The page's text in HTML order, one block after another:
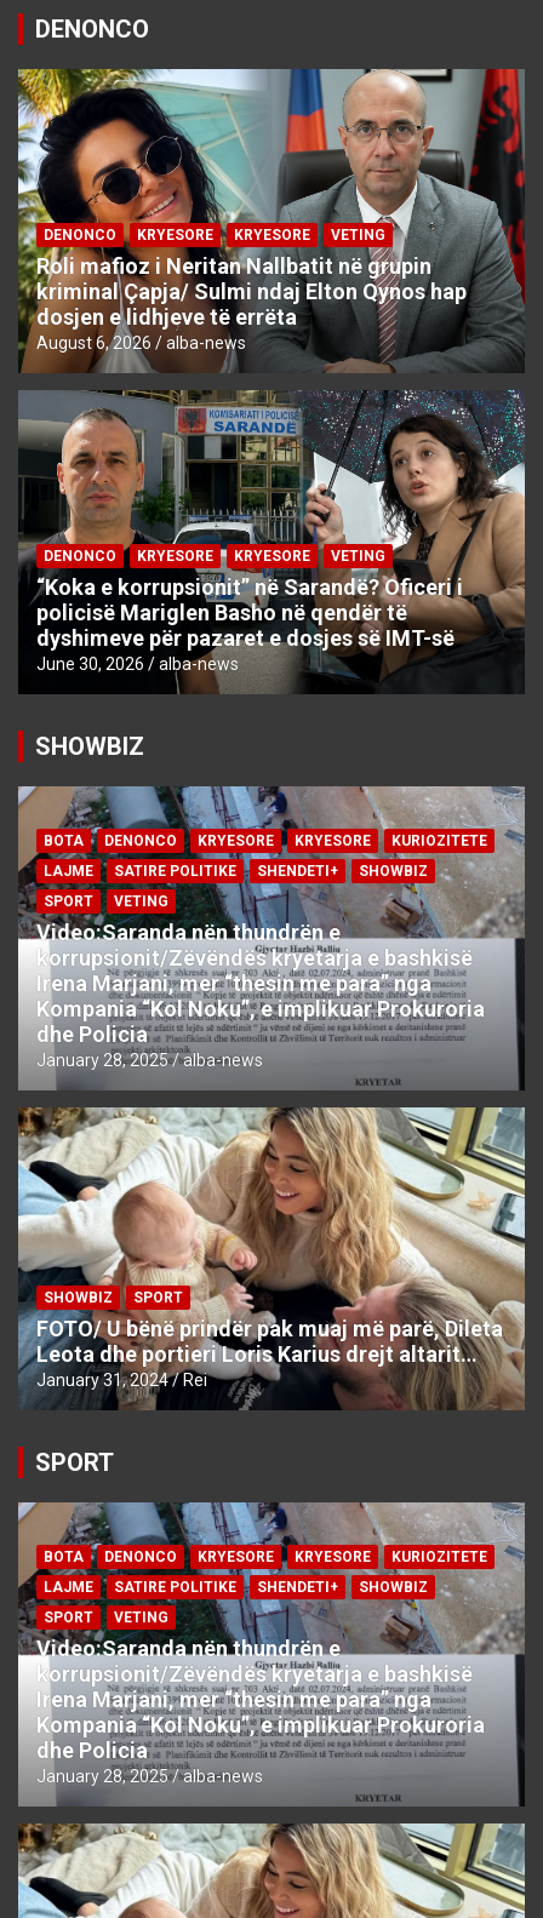
DENONCO
DENONCO KRYESORE KRYESORE VETING
Roli mafioz i Neritan Nallbatit në grupin
kriminal Çapja/ Sulmi ndaj Elton Qynos hap
dosjen e lidhjeve të errëta
August 6, 2026 alba-news
DENONCO KRYESORE KRYESORE VETING
“Koka e korrupsionit” në Sarandë? Oficeri i
policisë Mariglen Basho në qendër të
dyshimeve për pazaret e dosjes së IMT-së
June 30, 2026 alba-news
SHOWBIZ
BOTA DENONCO KRYESORE KRYESORE
KURIOZITETE
LAJME
SATIRE POLITIKE SHENDETI+
SHOWBIZ
SPORT
VETING
Video:Saranda nën thundrën e
korrupsionit/Zëvëndës kryetarja e bashkisë
Irena Marjani, mer “thesin me para” nga
Kompania “Kol Noku”, e implikuar Prokuroria
dhe Policia
January 28, 2025 alba-news
SHOWBIZ SPORT
FOTO/ U bënë prindër pak muaj më parë, Dileta
Leota dhe portieri Loris Karius drejt altarit…
January 31, 2024 Rei
SPORT
BOTA DENONCO KRYESORE KRYESORE
KURIOZITETE
LAJME
SATIRE POLITIKE SHENDETI+
SHOWBIZ
SPORT
VETING
Video:Saranda nën thundrën e
korrupsionit/Zëvëndës kryetarja e bashkisë
Irena Marjani, mer “thesin me para” nga
Kompania “Kol Noku”, e implikuar Prokuroria
dhe Policia
January 28, 2025 alba-news